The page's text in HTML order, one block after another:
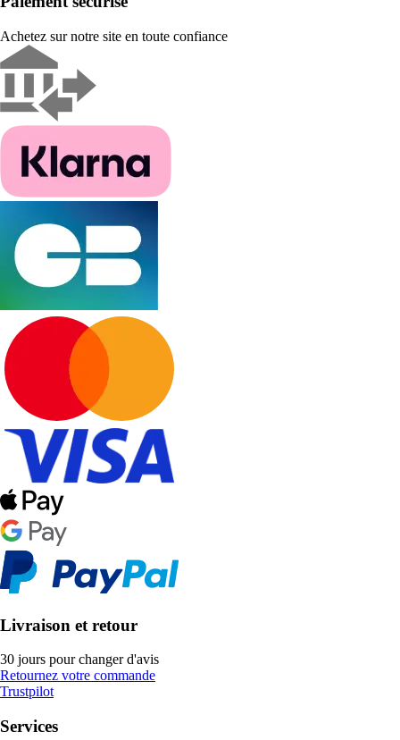
Achetez sur notre site en toute confiance
Livraison et retour
30 jours pour changer d'avis
Retournez votre commande
Trustpilot
Services